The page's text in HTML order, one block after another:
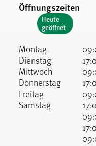
Öffnungszeiten
Heute
geöffnet
Montag
Dienstag
Mittwoch
Donnerstag
Freitag
Samstag